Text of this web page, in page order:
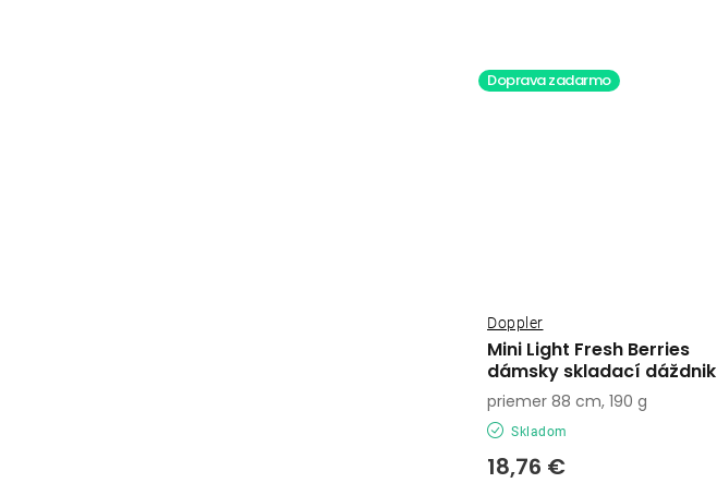
Doprava zadarmo
Mini Light Fresh Berries
dámsky skladací dáždnik
Doppler
Skladom
18,76 €
priemer 88 cm, 190 g